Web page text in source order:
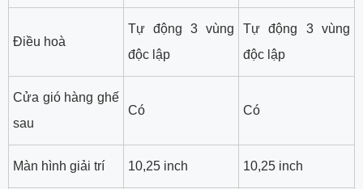
Điều hoà
Tự động 3 vùng
độc lập
Tự động 3 vùng
độc lập
Cửa gió hàng ghế
sau
Có Có
Màn hình giải trí 10,25 inch 10,25 inch